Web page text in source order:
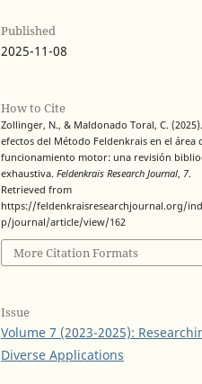
Published
2025-11-08
How to Cite
Zollinger, N., & Maldonado Toral, C.
efectos del Método Feldenkrais en el área
funcionamiento motor: una revisión
exhaustiva.Feldenkrais Research Journal, 7.
Retrieved from
https://feldenkraisresearchjournal.org/
p/journal/article/view/162
More Citation Formats
Issue
Volume 7 (2023-2025):
Diverse Applications